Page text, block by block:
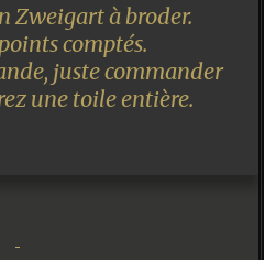
Zweigart à broder.
comptés.
juste commander
une toile entière.